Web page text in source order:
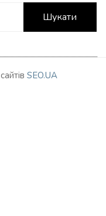
SEO.UA